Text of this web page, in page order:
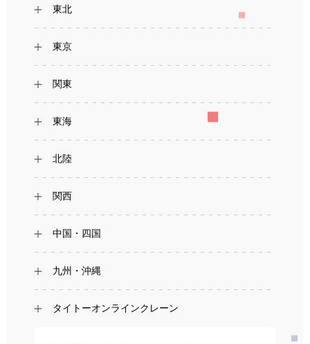
東北
東京
関東
東海
北陸
関西
中国・四国
九州・沖縄
タイトーオンラインクレーン